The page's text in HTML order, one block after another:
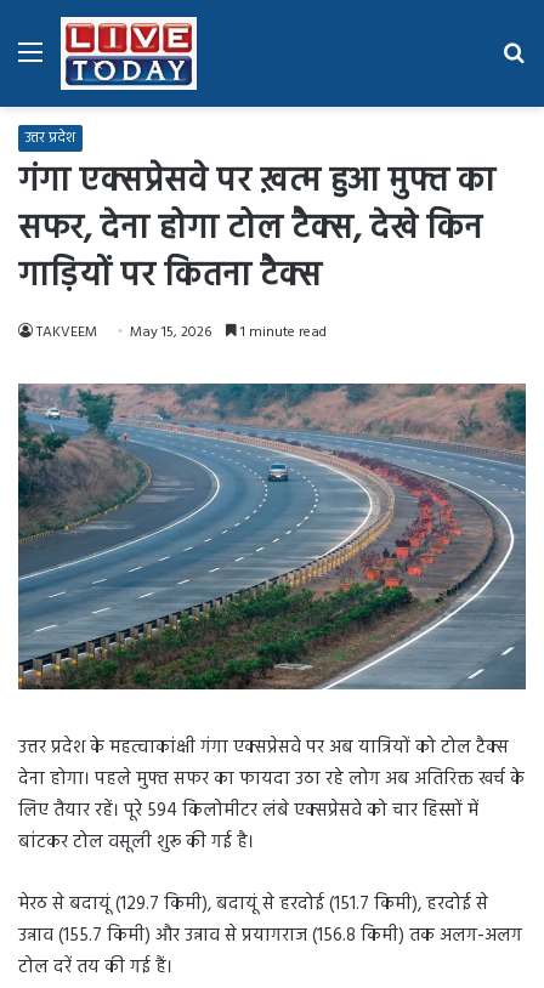
Menu
उत्तर प्रदेश
गंगा एक्सप्रेसवे पर ख़त्म हुआ मुफ्त का
सफर, देना होगा टोल टैक्स, देखे किन
गाड़ियों पर कितना टैक्स
TAKVEEM May 15, 2026 1 minute read
उत्तर प्रदेश के महत्वाकांक्षी गंगा एक्सप्रेसवे पर अब यात्रियों को टोल टैक्स
देना होगा। पहले मुफ्त सफर का फायदा उठा रहे लोग अब अतिरिक्त खर्च के
लिए तैयार रहें। पूरे 594 किलोमीटर लंबे एक्सप्रेसवे को चार हिस्सों में
बांटकर टोल वसूली शुरू की गई है।
मेरठ से बदायूं (129.7 किमी), बदायूं से हरदोई (151.7 किमी), हरदोई से
उन्नाव (155.7 किमी) और उन्नाव से प्रयागराज (156.8 किमी) तक अलग-अलग
टोल दरें तय की गई हैं।